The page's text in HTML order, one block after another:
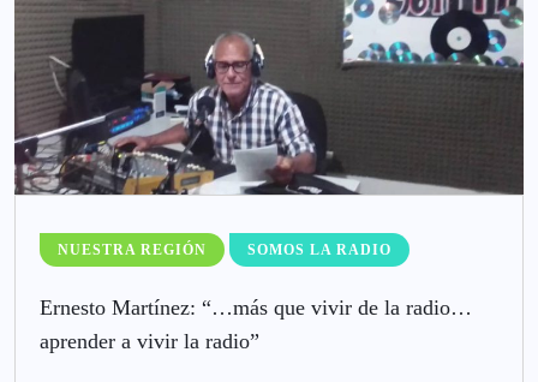
NUESTRA REGIÓN SOMOS LA RADIO
Ernesto Martínez: “…más que vivir de la radio…
aprender a vivir la radio”